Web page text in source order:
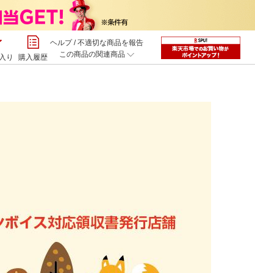
り 購入履歴
ヘルプ/不適切な商品を報告
この商品の関連商品